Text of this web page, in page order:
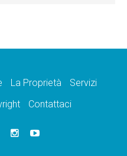
La Proprietà
Servizi
Contattaci